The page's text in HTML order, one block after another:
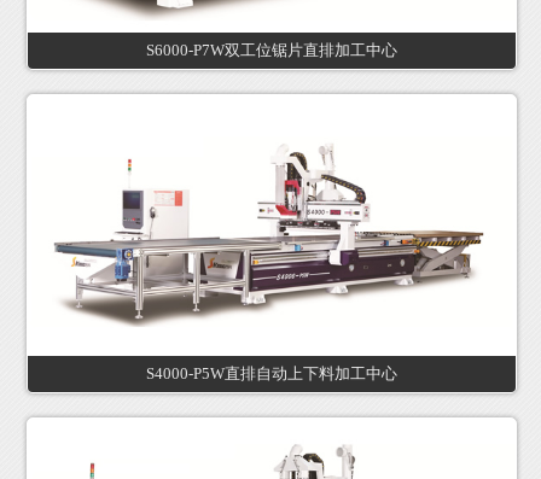
S6000-P7W双工位锯片直排加工中心
S4000-P5W直排自动上下料加工中心